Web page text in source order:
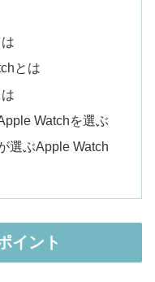
とは
Watchを選ぶ
選ぶApple Watch
イント